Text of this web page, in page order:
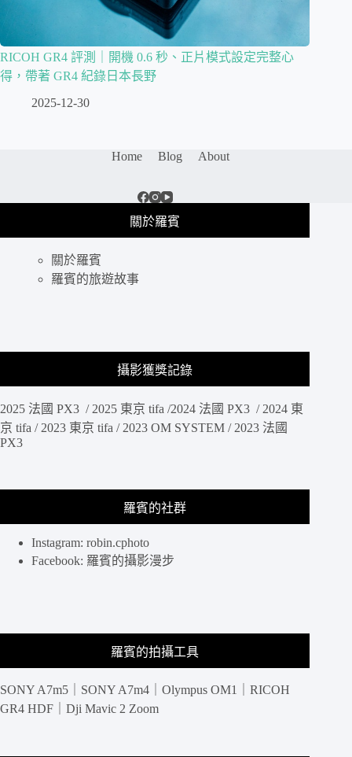
RICOH GR4 評測｜開機 0.6 秒、正片模式設定完整心
得，帶著 GR4 紀錄日本長野
2025-12-30
Home Blog About
關於羅賓
關於羅賓
羅賓的旅遊故事
攝影獲獎記錄
2025 法國 PX3 / 2025 東京 tifa /2024 法國 PX3 / 2024 東
京 tifa / 2023 東京 tifa / 2023 OM SYSTEM / 2023 法國
PX3
羅賓的社群
Instagram: robin.cphoto
Facebook: 羅賓的攝影漫步
羅賓的拍攝工具
SONY A7m5｜SONY A7m4｜Olympus OM1｜RICOH
GR4 HDF｜Dji Mavic 2 Zoom